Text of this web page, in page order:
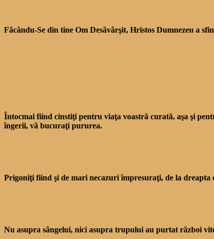
Făcându-Se din tine Om Desă­vârşit, Hristos Dumnezeu a
Întocmai fiind cinstiţi pen­tru viaţa voastră curată, aşa şi
îngerii, vă bucuraţi pururea.
Prigoniţi fiind şi de mari necazuri împresuraţi, de la
Nu asupra sângelui, nici asu­pra trupului au purtat război